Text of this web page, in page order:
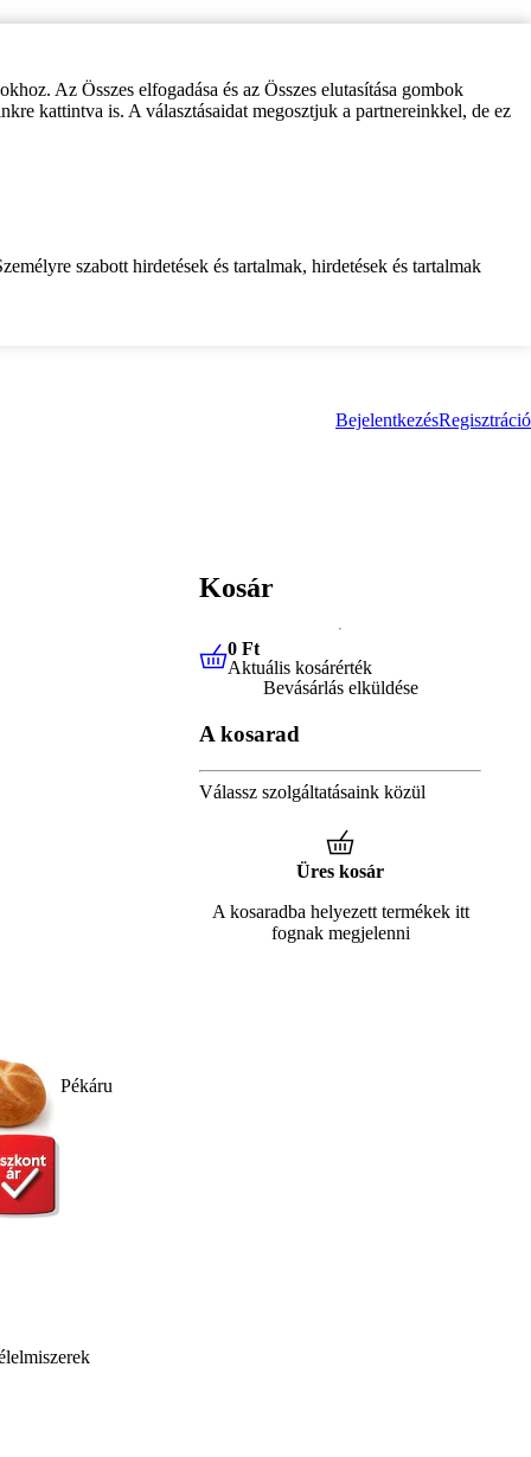
Az Összes elfogadása és az Összes elutasítása gombok
kattintva is. A választásaidat megosztjuk a partnereinkkel, de ez
szabott hirdetések és tartalmak, hirdetések és tartalmak
BejelentkezésRegisztráció
Pékáru
Kosár
0 FtAktuális kosárérték
0 Ft
Aktuális kosárérték
Bevásárlás elküldése
A kosarad
Válassz szolgáltatásaink közül
Üres kosár
A kosaradba helyezett termékek itt
fognak megjelenni